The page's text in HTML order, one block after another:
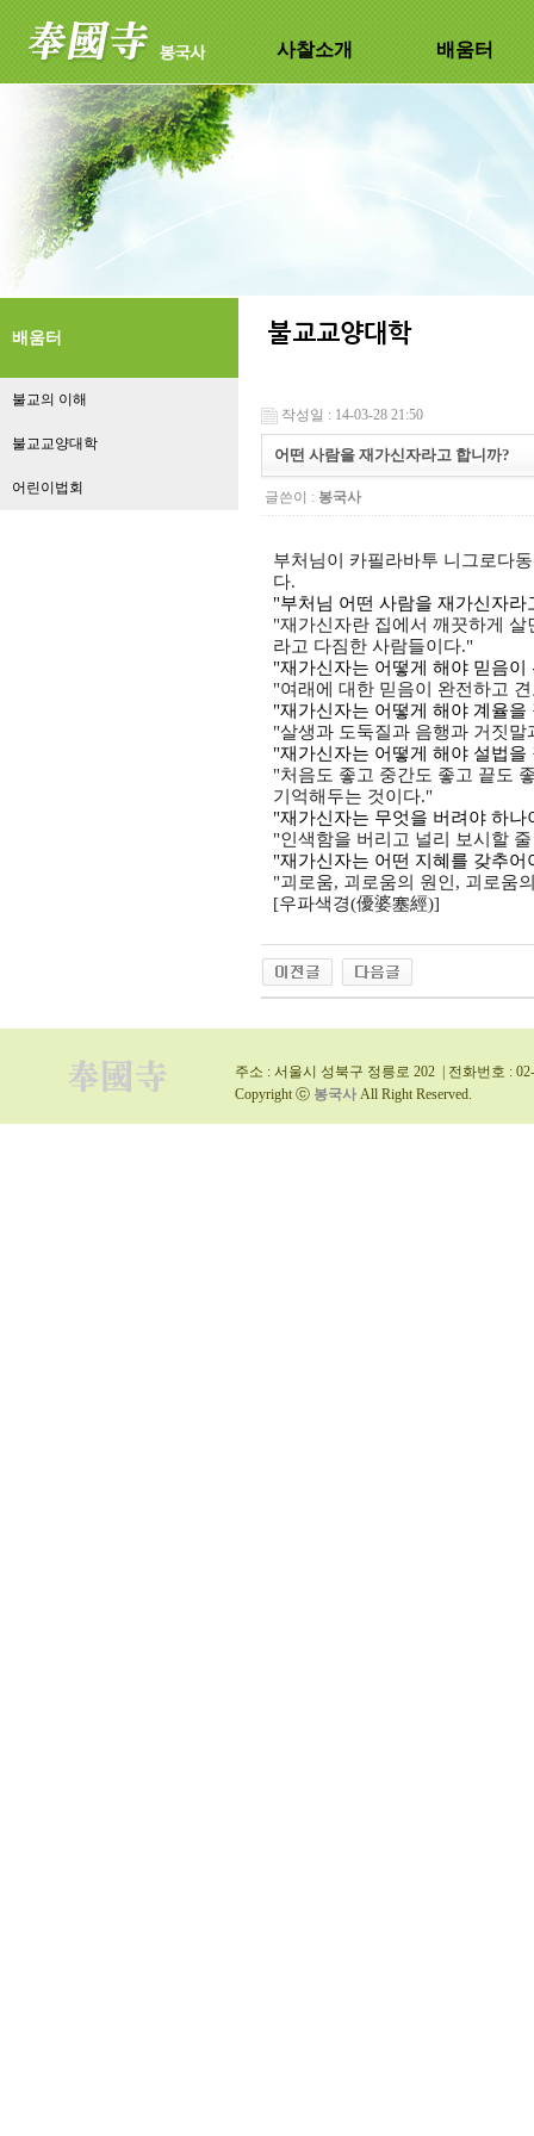
사찰소개 배움터
배움터
불교의 이해
불교교양대학
어린이법회
작성일 : 14-03-28 21:50
어떤 사람을 재가신자라고 합니까?
글쓴이 : 봉국사
부처님이 카필라바투 니그로다
다.
"부처님 어떤 사람을 재가신자라
"재가신자란 집에서 깨끗하게
라고 다짐한 사람들이다."
"재가신자는 어떻게 해야 믿음
"여래에 대한 믿음이 완전하고
"재가신자는 어떻게 해야 계율
"살생과 도둑질과 음행과 거짓
"재가신자는 어떻게 해야 설법
"처음도 좋고 중간도 좋고 끝도
기억해두는 것이다."
"재가신자는 무엇을 버려야 하나
"인색함을 버리고 널리 보시할
"재가신자는 어떤 지혜를 갖추어
"괴로움, 괴로움의 원인, 괴로움
[우파색경(優婆塞經)]
주소 : 서울시 성북구 정릉로 202 | 전화번호 :
Copyright ⓒ 봉국사 All Right Reserved.